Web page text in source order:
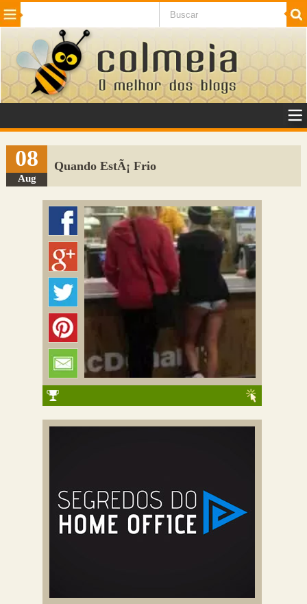
Beleza Cinema e TV
Internet Jogos NotÃ­cias SaÃºde
VeÃ­culos Adulto
Sugerir Link
Adicionar Blog
Colmeia Exchange
Perguntas Frequentes
08
Aug
Quando EstÃ¡ Frio